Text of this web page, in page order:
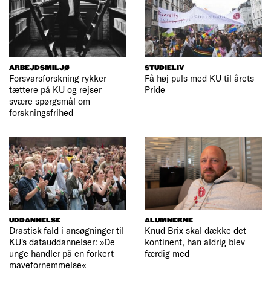
ARBEJDSMILJØ
Forsvarsforskning rykker
tættere på KU og rejser
svære spørgsmål om
forskningsfrihed
STUDIELIV
Få høj puls med KU til årets
Pride
UDDANNELSE
Drastisk fald i ansøgninger til
KU's datauddannelser: »De
unge handler på en forkert
mavefornemmelse«
ALUMNERNE
Knud Brix skal dække det
kontinent, han aldrig blev
færdig med